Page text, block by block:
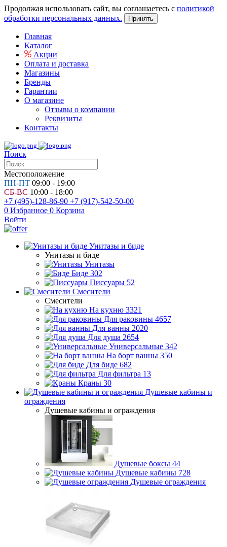
Продолжая использовать сайт, вы соглашаетесь с политикой
обработки персональных данных.
Принять
Главная
Каталог
Акции
Оплата и доставка
Магазины
Бренды
Гарантии
О магазине
Отзывы о компании
Реквизиты
Контакты
Поиск
Местоположение
ПН-ПТ 09:00 - 19:00
СБ-ВС 10:00 - 18:00
+7 (495)-128-86-90 +7 (917)-542-50-00
0 Избранное 0 Корзина
Войти
Унитазы и биде
Унитазы и биде
Унитазы
Биде 302
Писсуары 52
Смесители
Смесители
На кухню 3321
Для раковины 4657
Для ванны 2020
Для душа 2654
Универсальные 342
На борт ванны 350
Для биде 682
Для фильтра 13
Краны 30
Душевые кабины и
ограждения
Душевые кабины и ограждения
Душевые боксы 44
Душевые кабины 728
Душевые ограждения